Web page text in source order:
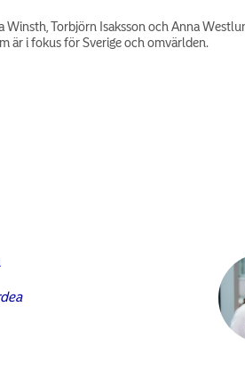
Torbjörn Isaksson och Anna
är i fokus för Sverige och omvärlden.